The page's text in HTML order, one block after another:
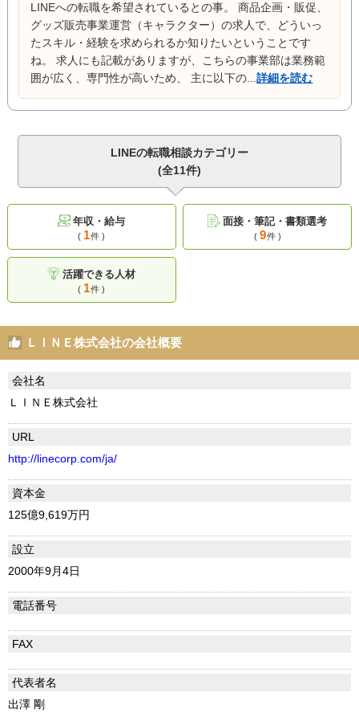
LINEへの転職を希望されているとの事。 商品企画・販促、
グッズ販売事業運営（キャラクター）の求人で、どういっ
たスキル・経験を求められるか知りたいということです
ね。 求人にも記載がありますが、こちらの事業部は業務範
囲が広く、専門性が高いため、 主に以下の...詳細を読む
LINEの転職相談カテゴリー
(全11件)
年収・給与
( 1件 )
面接・筆記・書類選考
( 9件 )
活躍できる人材
( 1件 )
ＬＩＮＥ株式会社の会社概要
会社名
ＬＩＮＥ株式会社
URL
http://linecorp.com/ja/
資本金
125億9,619万円
設立
2000年9月4日
電話番号
FAX
代表者名
出澤 剛